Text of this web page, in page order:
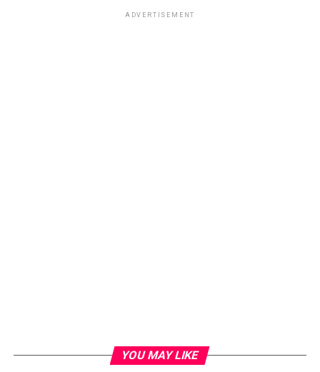
ADVERTISEMENT
YOU MAY LIKE